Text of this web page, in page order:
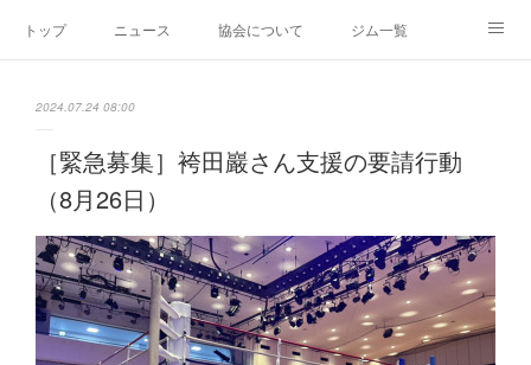
トップ ニュース 協会について ジム一覧
2024.07.24 08:00
［緊急募集］袴田巖さん支援の要請行動
（8月26日）